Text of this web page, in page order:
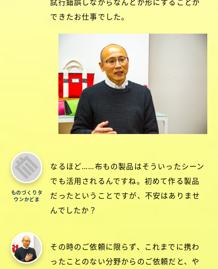
できたお仕事でした。
ものづくりタ
ウンかどま
なるほど……布もの製品はそういったシーン
でも活用されるんですね。初めて作る製品
だったということですが、不安はありませ
んでしたか？
その時のご依頼に限らず、これまでに携わ
ったことのない分野からのご依頼だと、や